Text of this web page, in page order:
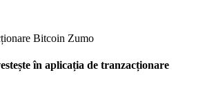
în aplicația de tranzacționare